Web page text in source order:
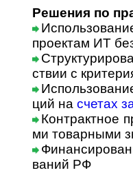
Решения по
проектам ИТ
ст­вии с
ций на счетах
Контрактное
ми товарными
ва­ний РФ